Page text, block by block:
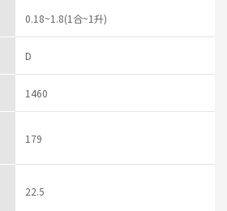
投稿者
ZOJIRUSHIオーナーサービス会員
投稿日
あり、清水の舞台から飛び降りる気持ちで購
しさを感じられる最高の炊飯器です。
0.18~1.8(1合~1升)
D
1460
179
22.5